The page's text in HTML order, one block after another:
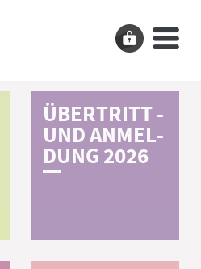
Ü­B­E­R­T­R­I­T­T­ ­
U­N­D­ ­A­N­M­E­L­
D­U­N­G­ ­2­0­2­6